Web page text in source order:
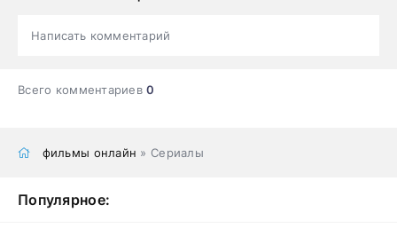
Написать комментарий
Всего комментариев0
фильмы онлайн » Сериалы
Популярное: